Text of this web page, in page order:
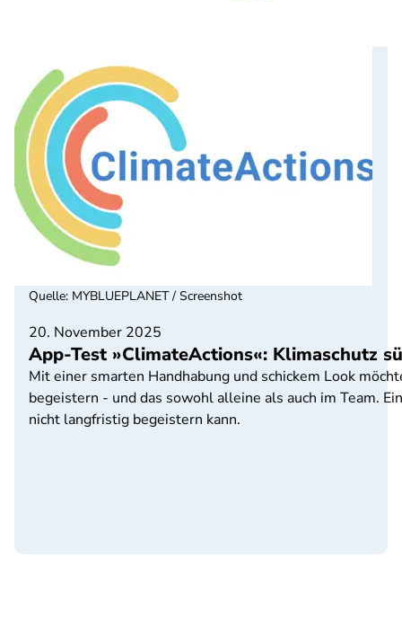
20. November 2025
App-Test »ClimateActions«: Klimaschutz
Mit einer smarten Handhabung und schickem Look
begeistern - und das sowohl alleine als auch im Team.
nicht langfristig begeistern kann.
Quelle: MYBLUEPLANET / Screenshot